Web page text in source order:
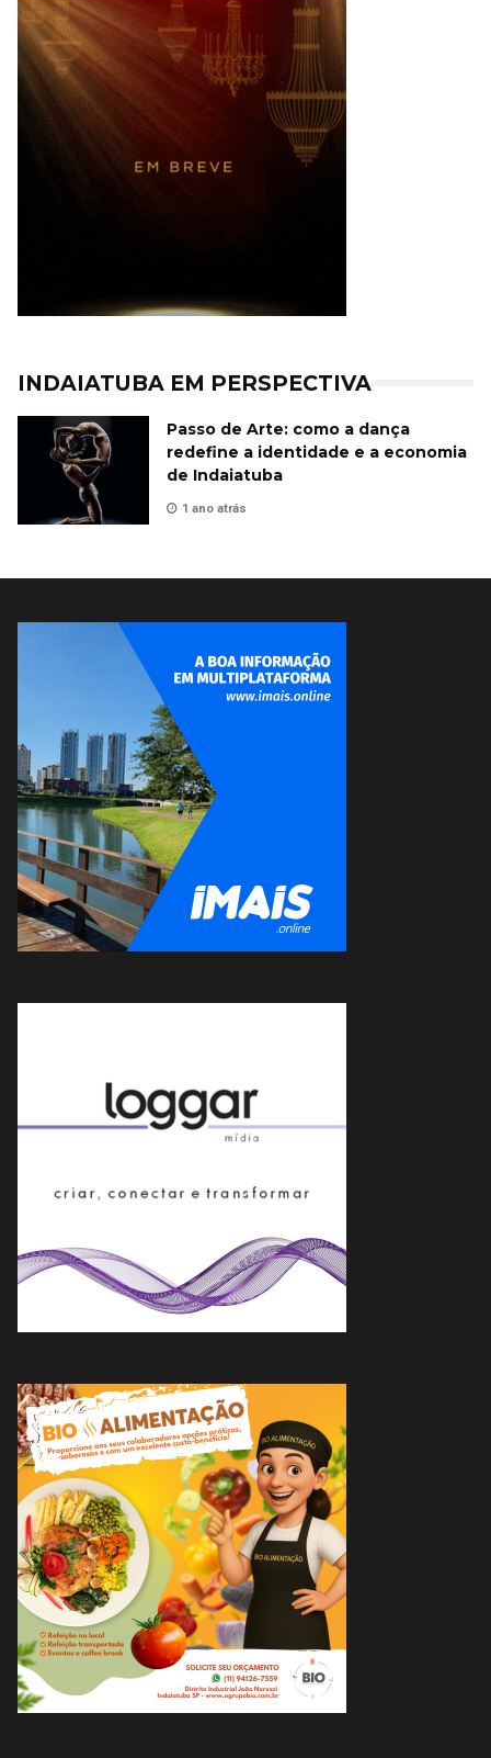
INDAIATUBA EM PERSPECTIVA
Passo de Arte: como a dança
redefine a identidade e a economia
de Indaiatuba
1 ano atrás